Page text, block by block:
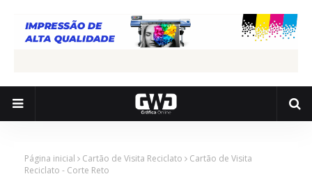
Página inicial Cartão de Visita Reciclato
Cartão de Visita
Reciclato - Corte Reto